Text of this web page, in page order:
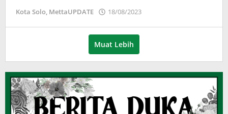
Kota Solo, MettaUPDATE 18/08/2023
Muat Lebih